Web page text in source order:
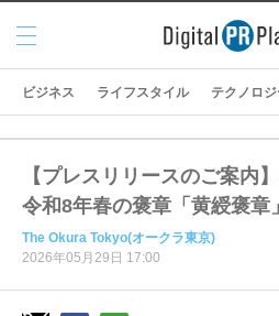
メニ
ュー
ビジネス ライフスタイル テクノロ
【プレスリリースのご案
令和8年春の褒章「黄綬褒章
The Okura Tokyo(オークラ東京)
2026年05月29日 17:00